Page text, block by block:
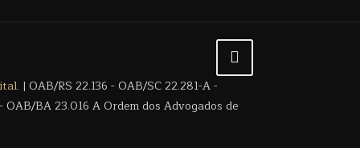
. | OAB/RS 22.136 - OAB/SC 22.281-A -
BA 23.016 A Ordem dos Advogados de